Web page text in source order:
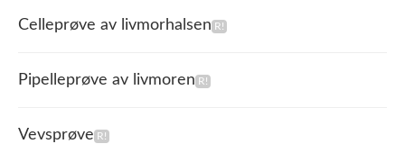
Celleprøve av livmorhalsen
Pipelleprøve av livmoren
Vevsprøve